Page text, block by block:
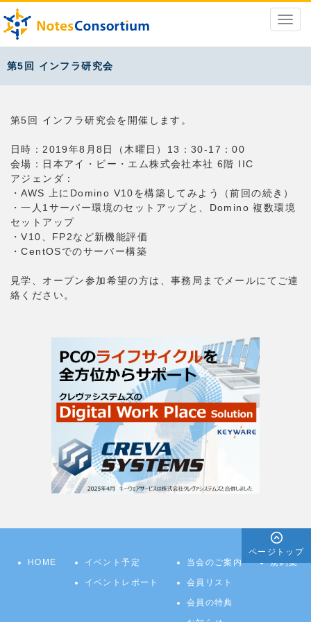
第5回 インフラ研究会
第5回 インフラ研究会を開催します。
日時：2019年8月8日（木曜日）13：30-17：00
会場：日本アイ・ビー・エム株式会社本社 6階 IIC
アジェンダ：
・AWS 上にDomino V10を構築してみよう（前回の続き）
・一人1サーバー環境のセットアップと、Domino 複数環境
セットアップ
・V10、FP2など新機能評価
・CentOSでのサーバー構築
見学、オープン参加希望の方は、事務局までメールにてご連
絡ください。
HOME イベント予定
イベントレポート
当会のご案内
会員リスト
会員の特典
規約集
ページトップ